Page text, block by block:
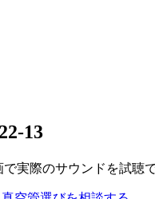
13
実際のサウンドを試聴